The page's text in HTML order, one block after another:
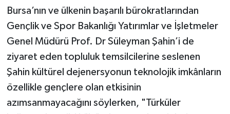
Bursa’nın ve ülkenin başarılı bürokratlarından
Gençlik ve Spor Bakanlığı Yatırımlar ve İşletmeler
Genel Müdürü Prof. Dr Süleyman Şahin’i de
ziyaret eden topluluk temsilcilerine seslenen
Şahin kültürel dejenersyonun teknolojik imkânların
özellikle gençlere olan etkisinin
azımsanmayacağını söylerken, "Türküler